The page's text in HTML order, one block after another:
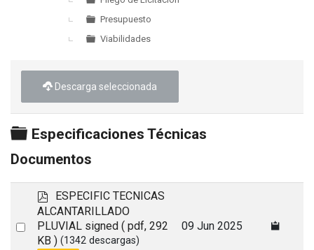
Presupuesto
Viabilidades
Descarga seleccionada
Carpeta
Especificaciones Técnicas
Documentos
Select
p
d
f
ESPECIFIC TECNICAS
ALCANTARILLADO
PLUVIAL signed ( pdf, 292
KB ) (1342 descargas)
09 Jun 2025